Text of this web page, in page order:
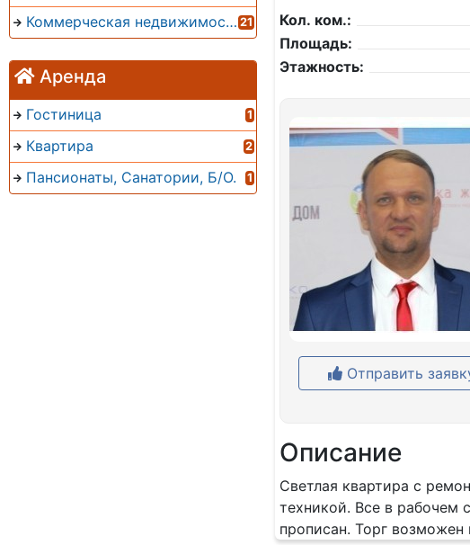
Коммерческая недвижимость 21
Аренда
Гостиница 1
Квартира 2
Пансионаты, Санатории, Б/О. 1
Кол. ком.:
Площадь:
Этажность:
Отправить
Описание
Светлая квартира с
техникой. Все в рабочем
прописан. Торг возможен